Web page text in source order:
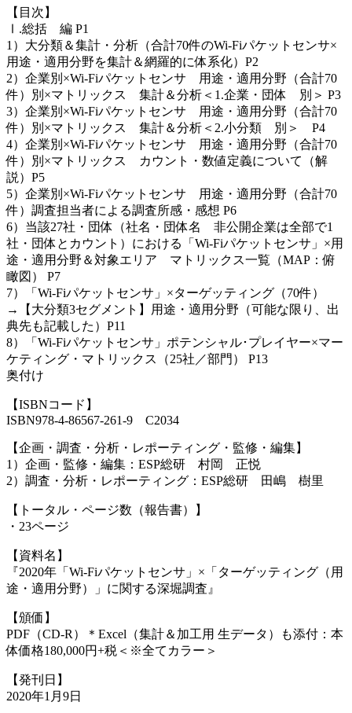
【目次】
Ⅰ.総括 編 P1
1）大分類＆集計・分析（合計70件のWi-Fiパケットセンサ×
用途・適用分野を集計＆網羅的に体系化）P2
2）企業別×Wi-Fiパケットセンサ 用途・適用分野（合計70
件）別×マトリックス 集計＆分析＜1.企業・団体 別＞ P3
3）企業別×Wi-Fiパケットセンサ 用途・適用分野（合計70
件）別×マトリックス 集計＆分析＜2.小分類 別＞ P4
4）企業別×Wi-Fiパケットセンサ 用途・適用分野（合計70
件）別×マトリックス カウント・数値定義について（解
説）P5
5）企業別×Wi-Fiパケットセンサ 用途・適用分野（合計70
件）調査担当者による調査所感・感想 P6
6）当該27社・団体（社名・団体名 非公開企業は全部で1
社・団体とカウント）における「Wi-Fiパケットセンサ」×用
途・適用分野＆対象エリア マトリックス一覧（MAP：俯
瞰図） P7
7）「Wi-Fiパケットセンサ」×ターゲッティング（70件）
→【大分類3セグメント】用途・適用分野（可能な限り、出
典先も記載した）P11
8）「Wi-Fiパケットセンサ」ポテンシャル･プレイヤー×マー
ケティング・マトリックス（25社／部門） P13
奥付け
【ISBNコード】
ISBN978-4-86567-261-9 C2034
【企画・調査・分析・レポーティング・監修・編集】
1）企画・監修・編集：ESP総研 村岡 正悦
2）調査・分析・レポーティング：ESP総研 田嶋 樹里
【トータル・ページ数（報告書）】
・23ページ
【資料名】
『2020年「Wi-Fiパケットセンサ」×「ターゲッティング（用
途・適用分野）」に関する深堀調査』
【頒価】
PDF（CD-R）＊Excel（集計＆加工用 生データ）も添付：本
体価格180,000円+税＜※全てカラー＞
【発刊日】
2020年1月9日